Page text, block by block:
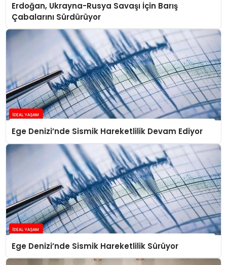
Erdoğan, Ukrayna-Rusya Savaşı İçin Barış
Çabalarını Sürdürüyor
Ege Denizi’nde Sismik Hareketlilik Devam Ediyor
Ege Denizi’nde Sismik Hareketlilik Sürüyor